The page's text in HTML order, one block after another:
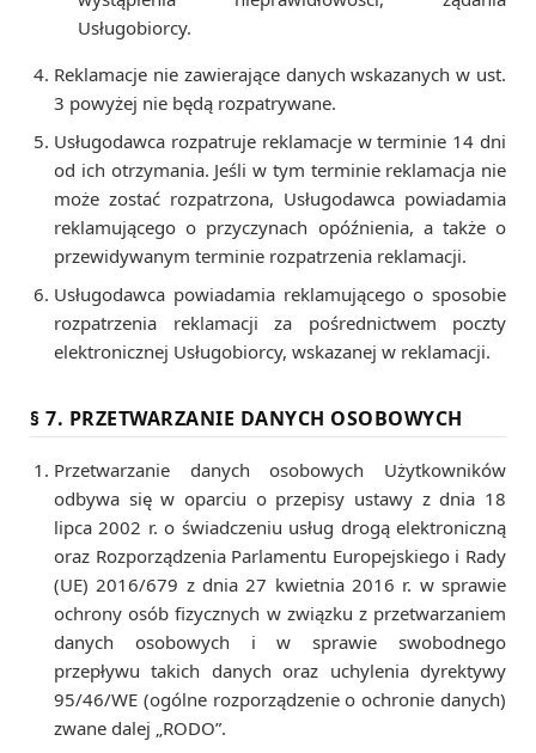
Usługobiorcy.
Reklamacje nie zawierające danych wskazanych w ust.
3 powyżej nie będą rozpatrywane.
Usługodawca rozpatruje reklamacje w terminie 14 dni
od ich otrzymania. Jeśli w tym terminie reklamacja nie
może zostać rozpatrzona, Usługodawca powiadamia
reklamującego o przyczynach opóźnienia, a także o
przewidywanym terminie rozpatrzenia reklamacji.
Usługodawca powiadamia reklamującego o sposobie
rozpatrzenia reklamacji za pośrednictwem poczty
elektronicznej Usługobiorcy, wskazanej w reklamacji.
§ 7. PRZETWARZANIE DANYCH OSOBOWYCH
Przetwarzanie danych osobowych Użytkowników
odbywa się w oparciu o przepisy ustawy z dnia 18
lipca 2002 r. o świadczeniu usług drogą elektroniczną
oraz Rozporządzenia Parlamentu Europejskiego i Rady
(UE) 2016/679 z dnia 27 kwietnia 2016 r. w sprawie
ochrony osób fizycznych w związku z przetwarzaniem
danych osobowych i w sprawie swobodnego
przepływu takich danych oraz uchylenia dyrektywy
95/46/WE (ogólne rozporządzenie o ochronie danych)
zwane dalej „RODO”.